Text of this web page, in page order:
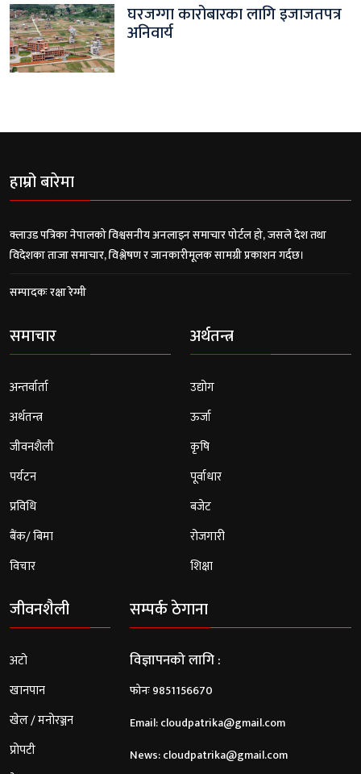
घरजग्गा कारोबारका लागि इजाजतपत्र
अनिवार्य
हाम्रो बारेमा
क्लाउड पत्रिका नेपालको विश्वसनीय अनलाइन समाचार पोर्टल हो, जसले देश तथा
विदेशका ताजा समाचार, विश्लेषण र जानकारीमूलक सामग्री प्रकाशन गर्दछ।
सम्पादकः रक्षा रेग्मी
समाचार
अन्तर्वार्ता
अर्थतन्त्र
जीवनशैली
पर्यटन
प्रविधि
बैंक/ बिमा
विचार
अर्थतन्त्र
उद्योग
ऊर्जा
कृषि
पूर्वाधार
बजेट
रोजगारी
शिक्षा
जीवनशैली
अटो
खानपान
खेल / मनोरञ्जन
प्रोपटी
सम्पर्क ठेगाना
विज्ञापनको लागि :
फोनः 9851156670
Email:cloudpatrika@gmail.com
News:cloudpatrika@gmail.com